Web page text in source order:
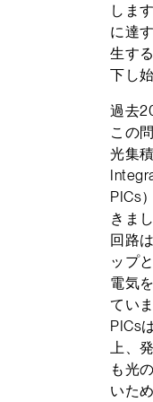
しま
に達
生す
下し
過去
この
光集
PICs
きま
回路
ップ
電気
てい
PICs
上、
も光
いた